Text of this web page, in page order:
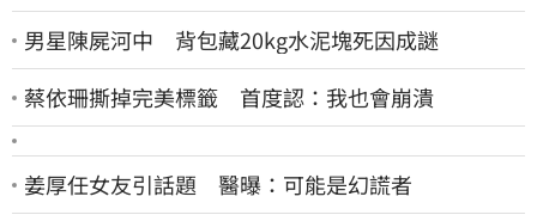
男星陳屍河中 背包藏20kg水泥塊死因成謎
蔡依珊撕掉完美標籤 首度認：我也會崩潰
姜厚任女友引話題 醫曝：可能是幻謊者